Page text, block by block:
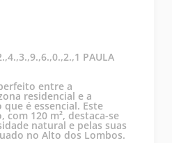
PAULA
entre a
residencial e a
é essencial. Este
com 120 m², destaca-se
natural e pelas suas
no Alto dos Lombos.